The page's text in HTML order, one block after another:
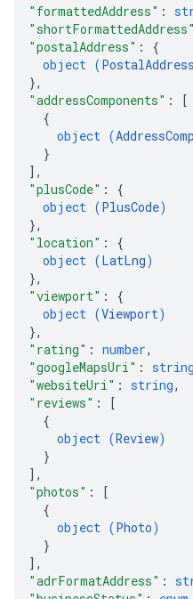
"formattedAddress" :
"shortFormattedAddress"
"postalAddress" : {
object (PostalAddress
},
"addressComponents" :
[
{
object (
}
] ,
"plusCode" : {
object (PlusCode)
},
"location" : {
object (LatLng)
},
"viewport" : {
object (Viewport)
},
"rating" : number,
"googleMapsUri" : string
"websiteUri" : string,
"reviews" :
[
{
object (Review)
}
] ,
"photos" :
[
{
object (Photo)
}
] ,
"adrFormatAddress" :